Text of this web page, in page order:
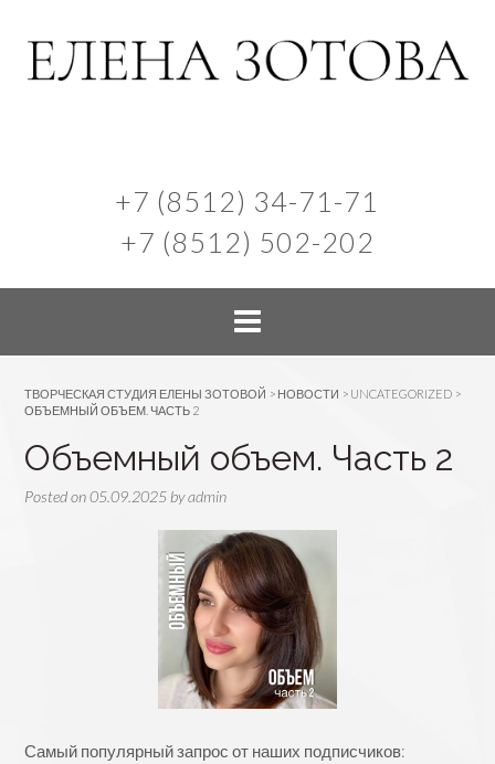
+7 (8512) 34-71-71
+7 (8512) 502-202
ТВОРЧЕСКАЯ СТУДИЯ ЕЛЕНЫ ЗОТОВОЙ > НОВОСТИ > UNCATEGORIZED >
ОБЪЕМНЫЙ ОБЪЕМ. ЧАСТЬ 2
Объемный объем. Часть 2
Posted on05.09.2025 byadmin
Самый популярный запрос от наших подписчиков: